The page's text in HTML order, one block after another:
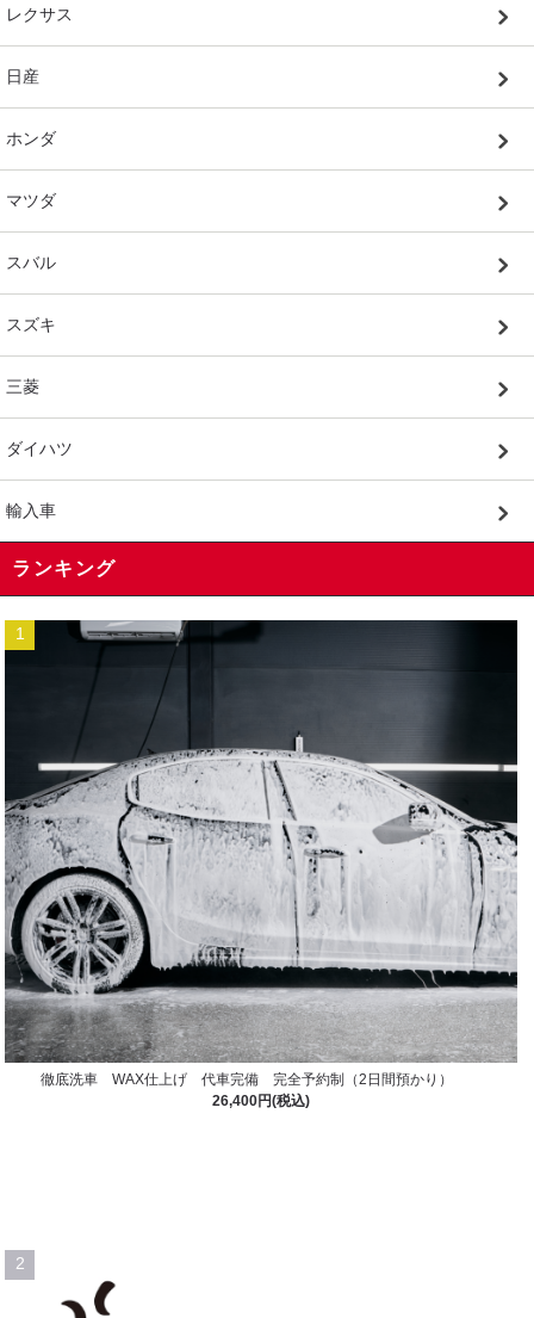
レクサス
日産
ホンダ
マツダ
スバル
スズキ
三菱
ダイハツ
輸入車
ランキング
1
徹底洗車 WAX仕上げ 代車完備 完全予約制（2日間預かり）
26,400円(税込)
2